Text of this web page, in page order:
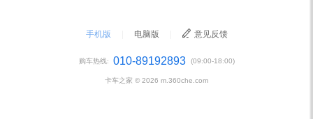
手机版 电脑版 意见反馈
购车热线: 010-89192893 (09:00-18:00)
卡车之家 © 2026 m.360che.com